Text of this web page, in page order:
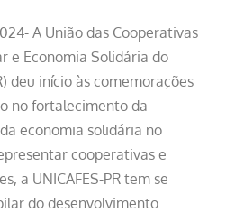
A União das Cooperativas
e Economia Solidária do
deu início às comemorações
no fortalecimento da
economia solidária no
cooperativas e
a UNICAFES-PR tem se
do desenvolvimento